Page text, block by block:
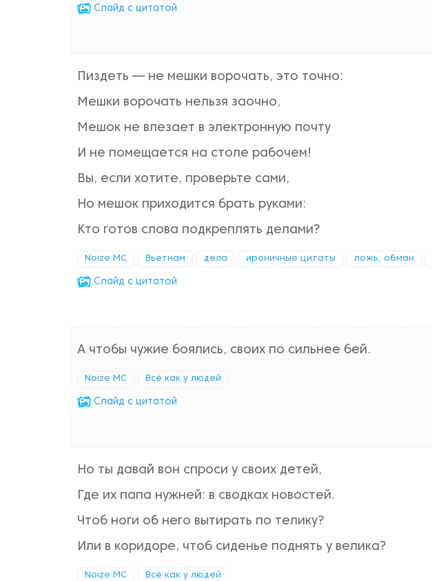
Cлайд с цитатой
Пиздеть — не мешки ворочать, это точно:
Мешки ворочать нельзя заочно,
Мешок не влезает в электронную почту
И не помещается на столе рабочем!
Вы, если хотите, проверьте сами,
Но мешок приходится брать руками:
Кто готов слова подкреплять делами?
Noize MC Вьетнам дела ироничные цитаты ложь, обман
Cлайд с цитатой
А чтобы чужие боялись, своих по сильнее бей.
Noize MC Всё как у людей
Cлайд с цитатой
Но ты давай вон спроси у своих детей,
Где их папа нужней: в сводках новостей.
Чтоб ноги об него вытирать по телику?
Или в коридоре, чтоб сиденье поднять у велика?
Noize MC Всё как у людей